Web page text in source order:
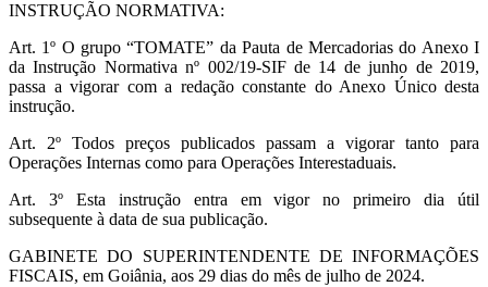
INSTRUÇÃO NORMATIVA:
Art. 1º O grupo “TOMATE” da Pauta de Mercadorias do Anexo I
da Instrução Normativa nº 002/19-SIF de 14 de junho de 2019,
passa a vigorar com a redação constante do Anexo Único desta
instrução.
Art. 2º Todos preços publicados passam a vigorar tanto para
Operações Internas como para Operações Interestaduais.
Art. 3º Esta instrução entra em vigor no primeiro dia útil
subsequente à data de sua publicação.
GABINETE DO SUPERINTENDENTE DE INFORMAÇÕES
FISCAIS, em Goiânia, aos 29 dias do mês de julho de 2024.